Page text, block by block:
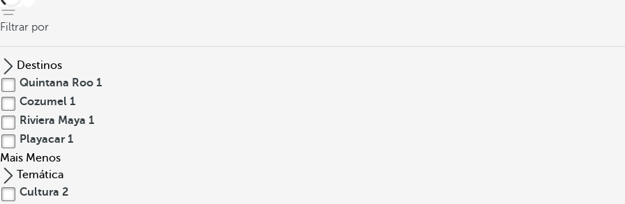
Filtrar por
Destinos
Quintana Roo 1
Cozumel 1
Riviera Maya 1
Playacar 1
Mais Menos
Temática
Cultura 2